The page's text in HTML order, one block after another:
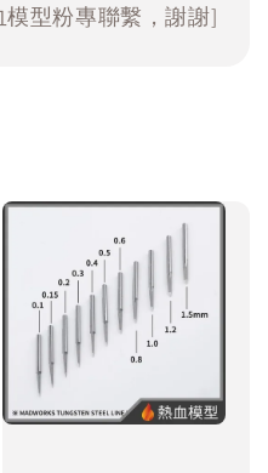
型粉專聯繫，謝謝]